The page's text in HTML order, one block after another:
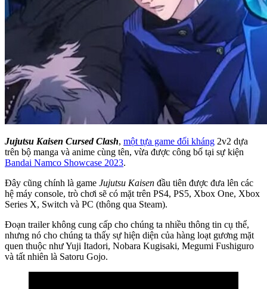
Jujutsu Kaisen Cursed Clash, một tựa game đối kháng 2v2 dựa
trên bộ manga và anime cùng tên, vừa được công bố tại sự kiện
Bandai Namco Showcase 2023.
Đây cũng chính là game Jujutsu Kaisen đầu tiên được đưa lên các
hệ máy console, trò chơi sẽ có mặt trên PS4, PS5, Xbox One, Xbox
Series X, Switch và PC (thông qua Steam).
Đoạn trailer không cung cấp cho chúng ta nhiều thông tin cụ thể,
nhưng nó cho chúng ta thấy sự hiện diện của hàng loạt gương mặt
quen thuộc như Yuji Itadori, Nobara Kugisaki, Megumi Fushiguro
và tất nhiên là Satoru Gojo.